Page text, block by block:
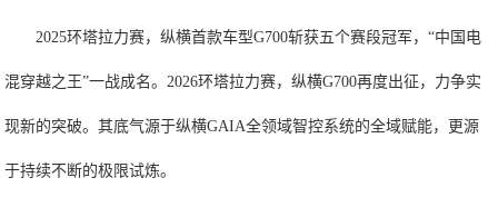
2025环塔拉力赛，纵横首款车型G700斩获五个赛段冠军，“中国电
混穿越之王”一战成名。2026环塔拉力赛，纵横G700再度出征，力争实
现新的突破。其底气源于纵横GAIA全领域智控系统的全域赋能，更源
于持续不断的极限试炼。